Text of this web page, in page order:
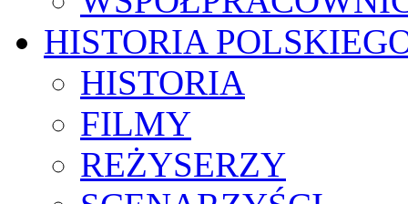
HISTORIA
HISTORIA
FILMY
REŻYSERZY